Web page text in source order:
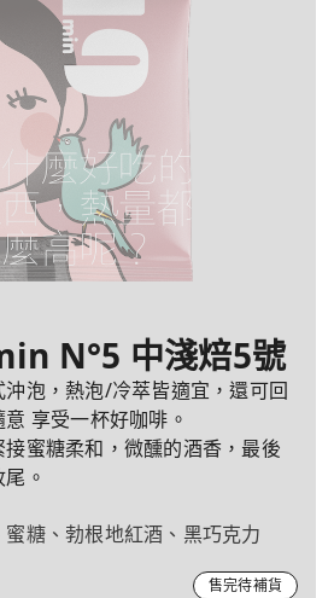
N°5 中淺焙5號
泡，熱泡/冷萃皆適宜，還可回
享受一杯好咖啡。
蜜糖柔和，微醺的酒香，最後
。
糖、勃根地紅酒、黑巧克力
售完待補貨